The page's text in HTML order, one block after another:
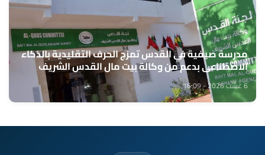
مدرسة صيفية في القدس تمزج الحرف التقليدية بالذكاء
الاصطناعي بدعم من وكالة بيت مال القدس الشريف
6 غشت 2026 - 16:09